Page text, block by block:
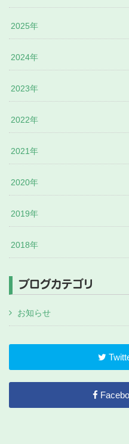
2025年
2024年
2023年
2022年
2021年
2020年
2019年
2018年
ブログカテゴリ
お知らせ